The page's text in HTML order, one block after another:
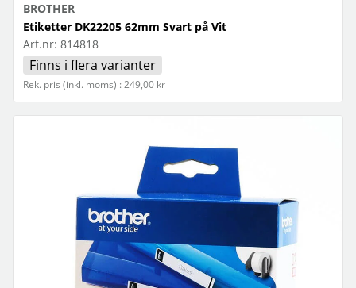
BROTHER
Etiketter DK22205 62mm Svart på Vit
Art.nr: 814818
Finns i flera varianter
Rek. pris (inkl. moms) : 249,00 kr